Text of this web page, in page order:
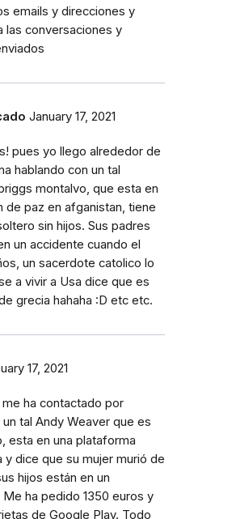
emails y direcciones y
las conversaciones y
January 17, 2021
pues yo llego alrededor de
hablando con un tal
montalvo, que esta en
de paz en afganistan, tiene
sin hijos. Sus padres
un accidente cuando el
un sacerdote catolico lo
a vivir a Usa dice que es
grecia hahaha :D etc etc.
17, 2021
me ha contactado por
un tal Andy Weaver que es
esta en una plataforma
y dice que su mujer murió de
hijos están en un
ha pedido 1350 euros y
de Google Play. Todo